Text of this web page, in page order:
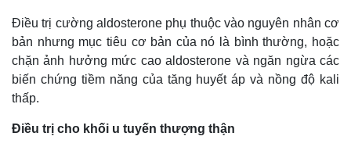
Điều trị cường aldosterone phụ thuộc vào nguyên nhân cơ
bản nhưng mục tiêu cơ bản của nó là bình thường, hoặc
chặn ảnh hưởng mức cao aldosterone và ngăn ngừa các
biến chứng tiềm năng của tăng huyết áp và nồng độ kali
thấp.
Điều trị cho khối u tuyến thượng thận